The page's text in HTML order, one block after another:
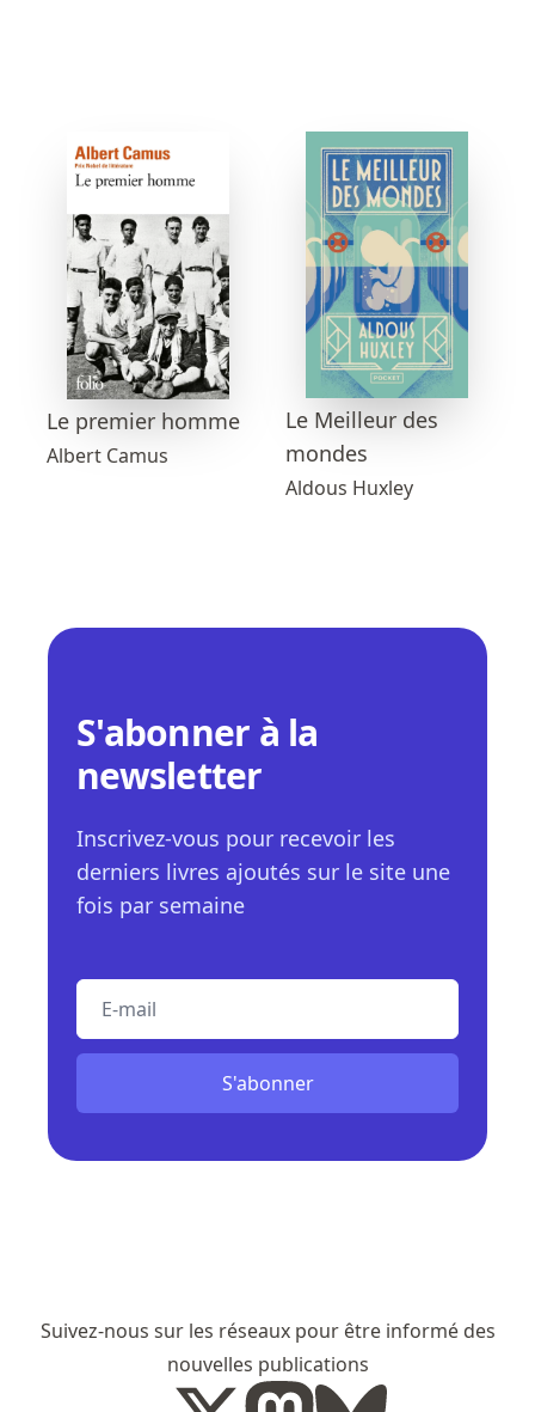
Le premier homme
Albert Camus
Le Meilleur des
mondes
Aldous Huxley
S'abonner à la
newsletter
Inscrivez-vous pour recevoir les
derniers livres ajoutés sur le site une
fois par semaine
S'abonner
Suivez-nous sur les réseaux pour être informé des
nouvelles publications